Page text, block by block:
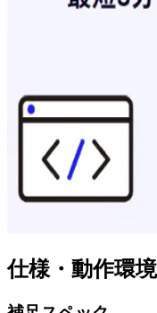
仕様・動作環境